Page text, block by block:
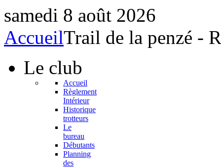
samedi 8 août 2026
AccueilTrail de la penzé -
Le club
Accueil
Règlement
Intérieur
Historique
trotteurs
Le
bureau
Débutants
Planning
des